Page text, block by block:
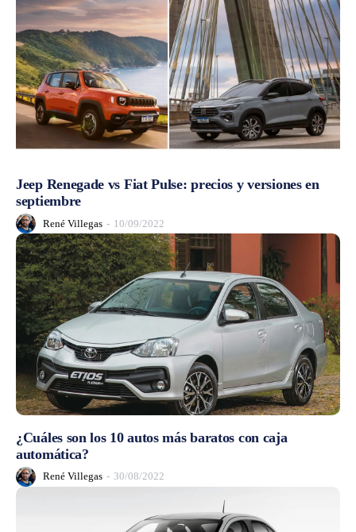
Jeep Renegade vs Fiat Pulse: precios y versiones en
septiembre
René Villegas - 10/09/2022
¿Cuáles son los 10 autos más baratos con caja
automática?
René Villegas - 30/08/2022